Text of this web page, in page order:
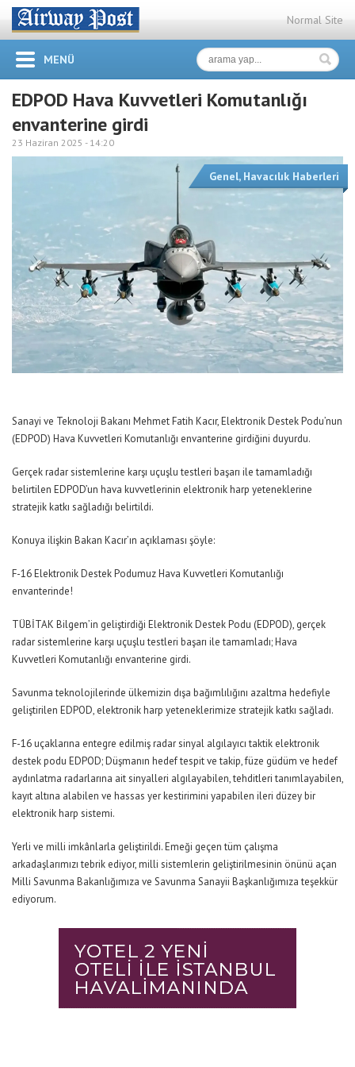
Normal Site
MENÜ
EDPOD Hava Kuvvetleri Komutanlığı
envanterine girdi
23 Haziran 2025 - 14:20
Genel, Havacılık Haberleri
Sanayi ve Teknoloji Bakanı Mehmet Fatih Kacır, Elektronik Destek Podu’nun
(EDPOD) Hava Kuvvetleri Komutanlığı envanterine girdiğini duyurdu.
Gerçek radar sistemlerine karşı uçuşlu testleri başarı ile tamamladığı
belirtilen EDPOD’un hava kuvvetlerinin elektronik harp yeteneklerine
stratejik katkı sağladığı belirtildi.
Konuya ilişkin Bakan Kacır’ın açıklaması şöyle:
F-16 Elektronik Destek Podumuz Hava Kuvvetleri Komutanlığı
envanterinde!
TÜBİTAK Bilgem’in geliştirdiği Elektronik Destek Podu (EDPOD), gerçek
radar sistemlerine karşı uçuşlu testleri başarı ile tamamladı; Hava
Kuvvetleri Komutanlığı envanterine girdi.
Savunma teknolojilerinde ülkemizin dışa bağımlılığını azaltma hedefiyle
geliştirilen EDPOD, elektronik harp yeteneklerimize stratejik katkı sağladı.
F-16 uçaklarına entegre edilmiş radar sinyal algılayıcı taktik elektronik
destek podu EDPOD; Düşmanın hedef tespit ve takip, füze güdüm ve hedef
aydınlatma radarlarına ait sinyalleri algılayabilen, tehditleri tanımlayabilen,
kayıt altına alabilen ve hassas yer kestirimini yapabilen ileri düzey bir
elektronik harp sistemi.
Yerli ve milli imkânlarla geliştirildi. Emeği geçen tüm çalışma
arkadaşlarımızı tebrik ediyor, milli sistemlerin geliştirilmesinin önünü açan
Milli Savunma Bakanlığımıza ve Savunma Sanayii Başkanlığımıza teşekkür
ediyorum.